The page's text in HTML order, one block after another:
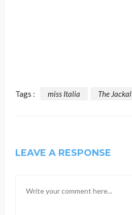
Tags : miss Italia The Jackal
LEAVE A RESPONSE